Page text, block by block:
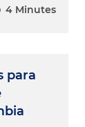
4 Minutes
para